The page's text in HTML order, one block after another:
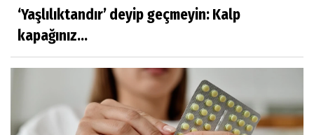
‘Yaşlılıktandır’ deyip geçmeyin: Kalp
kapağınız...